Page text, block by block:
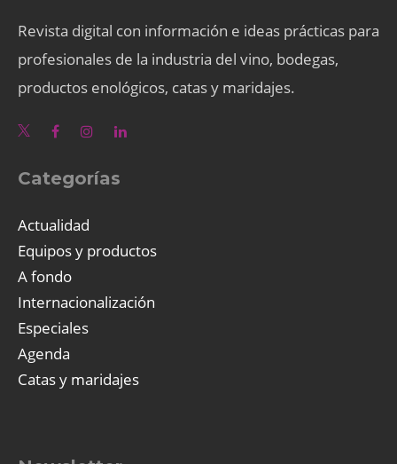
Revista digital con información e ideas prácticas para
profesionales de la industria del vino, bodegas,
productos enológicos, catas y maridajes.
Categorías
Actualidad
Equipos y productos
A fondo
Internacionalización
Especiales
Agenda
Catas y maridajes